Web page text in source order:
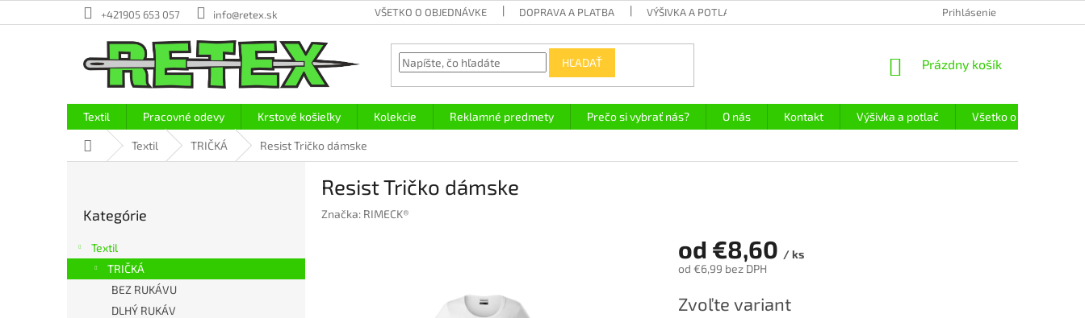
na
+421905 653 057 info@retex.sk VŠETKO O OBJEDNÁVKE DOPRAVA A PLATBA VÝŠIVKA A POTLAČ OBCHODNÉ PODMIENKYPrihlásenie
HĽADAŤ
NÁKUPNÝ
Prázdny košík
Textil Pracovné odevy Krstové košieľky Kolekcie Reklamné predmety Prečo si vybrať nás? O nás Kontakt Výšivka a potlač Všetko o objednávke
DomovTextil TRIČKÁ Resist Tričko dámske
p
a
kategórie
Kategórie
Textil
TRIČKÁ
BEZ RUKÁVU
DLHÝ RUKÁV
Resist Tričko dámske
Značka: RIMECK®
od €8,60 / ks
od €6,99 bez DPH
cena:
Zvoľte variant